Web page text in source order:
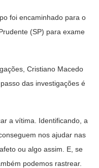
foi encaminhado para o
(SP) para exame
Cristiano Macedo
das investigações é
a vítima. Identificando, a
nos ajudar nas
ou algo assim. E, se
podemos rastrear.